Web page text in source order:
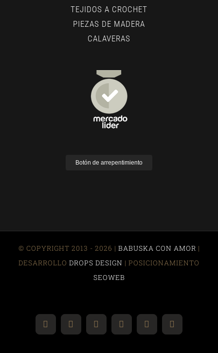
TEJIDOS A CROCHET
PIEZAS DE MADERA
CALAVERAS
Botón de arrepentimiento
© COPYRIGHT 2013 - 2026 | BABUSKA CON AMOR |
DESARROLLO DROPS DESIGN | POSICIONAMIENTO
SEOWEB
InstagramYouTubeFacebookCorreo
electrónico
Pinterest